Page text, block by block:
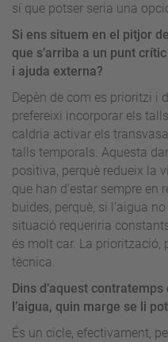
sí que potser seria una
Si ens situem en el pitjor
que s’arriba a un punt
i ajuda externa?
Depèn de com es prioritzi i
prefereixi incorporar els
caldria activar els
talls temporals. Aquesta
positiva, perquè redueix la
que han d’estar sempre en
buides, perquè, si l’aigua
situació requeriria
és molt car. La priorització,
tècnica.
Dins d’aquest
l’aigua, quin marge se li
És un cicle, efectivament,